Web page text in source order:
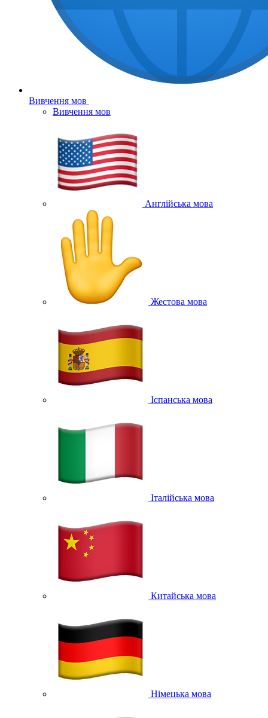
Вивчення мов
Вивчення мов
Англійська мова
Жестова мова
Іспанська мова
Італійська мова
Китайська мова
Німецька мова